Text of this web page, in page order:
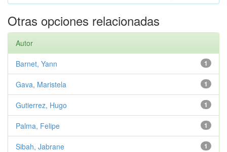
Otras opciones relacionadas
Autor
1
Barnet, Yann
1
Gava, Maristela
1
Gutierrez, Hugo
1
Palma, Felipe
1
Sibah, Jabrane